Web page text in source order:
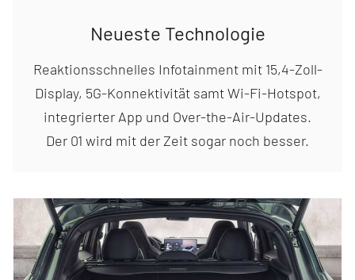
Neueste Technologie
Reaktionsschnelles Infotainment mit 15,4-Zoll-
Display, 5G-Konnektivität samt Wi-Fi-Hotspot,
integrierter App und Over-the-Air-Updates.
Der 01 wird mit der Zeit sogar noch besser.